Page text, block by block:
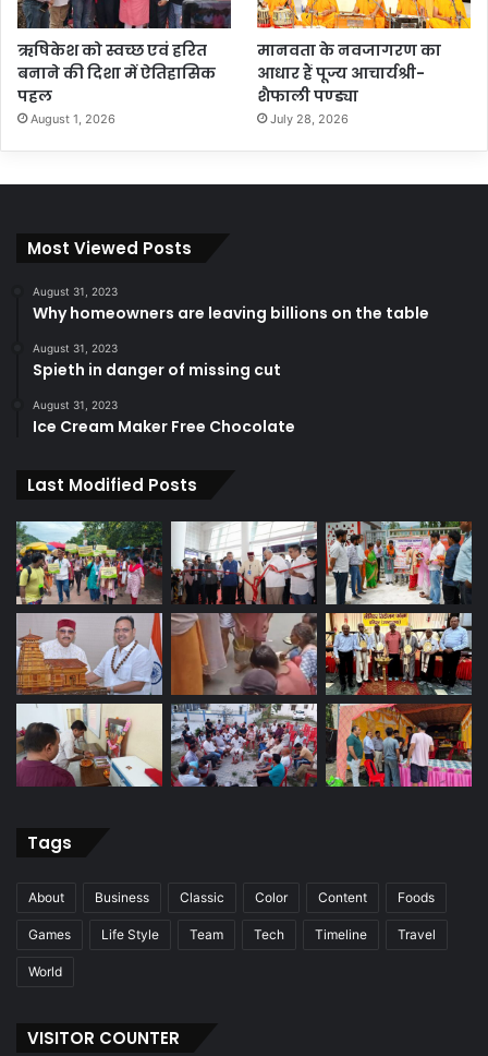
ऋषिकेश को स्वच्छ एवं हरित
बनाने की दिशा में ऐतिहासिक
पहल
August 1, 2026
मानवता के नवजागरण का
आधार हैं पूज्य आचार्यश्री-
शैफाली पण्ड्या
July 28, 2026
Most Viewed Posts
August 31, 2023
Why homeowners are leaving billions on the table
August 31, 2023
Spieth in danger of missing cut
August 31, 2023
Ice Cream Maker Free Chocolate
Last Modified Posts
Tags
About Business Classic Color Content Foods
Games Life Style Team Tech Timeline Travel
World
VISITOR COUNTER